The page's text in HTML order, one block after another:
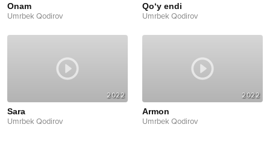
Onam
Umrbek Qodirov
Qo‘y endi
Umrbek Qodirov
2022
Sara
Umrbek Qodirov
2022
Armon
Umrbek Qodirov